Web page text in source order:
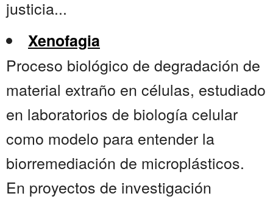
justicia...
Xenofagia
Proceso biológico de degradación de
material extraño en células, estudiado
en laboratorios de biología celular
como modelo para entender la
biorremediación de microplásticos.
En proyectos de investigación